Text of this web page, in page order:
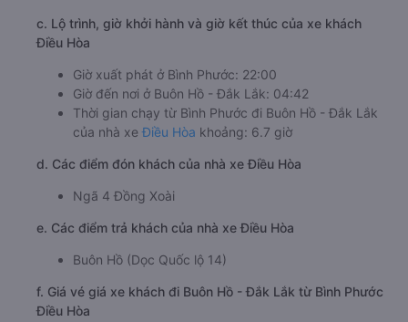
c. Lộ trình, giờ khởi hành và giờ kết thúc của xe khách
Điều Hòa
Giờ xuất phát ở Bình Phước: 22:00
Giờ đến nơi ở Buôn Hồ - Đắk Lắk: 04:42
Thời gian chạy từ Bình Phước đi Buôn Hồ - Đắk Lắk
của nhà xe Điều Hòa khoảng: 6.7 giờ
d. Các điểm đón khách của nhà xe Điều Hòa
Ngã 4 Đồng Xoài
e. Các điểm trả khách của nhà xe Điều Hòa
Buôn Hồ (Dọc Quốc lộ 14)
f. Giá vé giá xe khách đi Buôn Hồ - Đắk Lắk từ Bình Phước
Điều Hòa